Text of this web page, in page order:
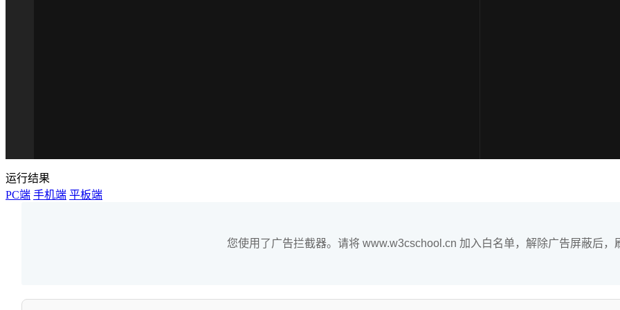
运行结果
PC端 手机端 平板端
您使用了广告拦截器。请将 www.w3cschool.cn 加入白名单，解除广告屏蔽后，